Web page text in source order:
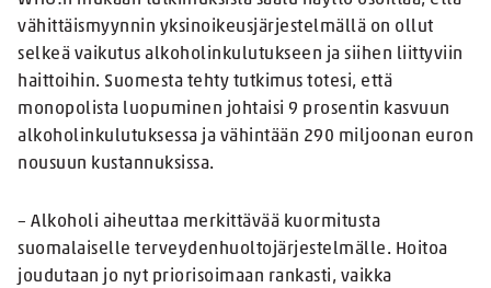
vähittäismyynnin yksinoikeusjärjestelmällä on ollut
selkeä vaikutus alkoholinkulutukseen ja siihen liittyviin
haittoihin. Suomesta tehty tutkimus totesi, että
monopolista luopuminen johtaisi 9 prosentin kasvuun
alkoholinkulutuksessa ja vähintään 290 miljoonan euron
nousuun kustannuksissa.
– Alkoholi aiheuttaa merkittävää kuormitusta
suomalaiselle terveydenhuoltojärjestelmälle. Hoitoa
joudutaan jo nyt priorisoimaan rankasti, vaikka